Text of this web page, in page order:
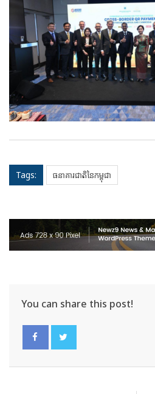
Tags: ធនាគារជាតិនៃកម្ពុជា
You can share this post!